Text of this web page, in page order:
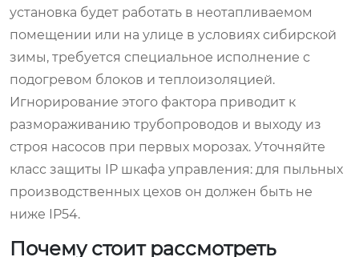
установка будет работать в неотапливаемом
помещении или на улице в условиях сибирской
зимы, требуется специальное исполнение с
подогревом блоков и теплоизоляцией.
Игнорирование этого фактора приводит к
размораживанию трубопроводов и выходу из
строя насосов при первых морозах. Уточняйте
класс защиты IP шкафа управления: для пыльных
производственных цехов он должен быть не
ниже IP54.
Почему стоит рассмотреть